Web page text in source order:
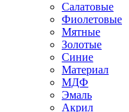
Салатовые
Фиолетовые
Мятные
Золотые
Синие
Материал
МДФ
Эмаль
Акрил